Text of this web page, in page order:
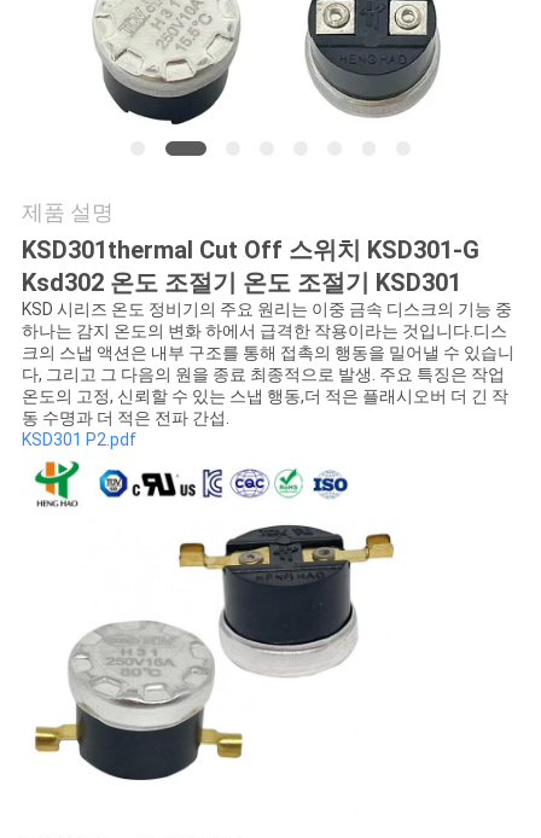
뉴
스
모
든
SITEMAP
PRIVACY
POLICY
제품 설명
KSD301thermal Cut Off 스위치 KSD301-G
Ksd302 온도 조절기 온도 조절기 KSD301
KSD 시리즈 온도 정비기의 주요 원리는 이중 금속 디스크의 기능 중
하나는 감지 온도의 변화 하에서 급격한 작용이라는 것입니다.디스
크의 스냅 액션은 내부 구조를 통해 접촉의 행동을 밀어낼 수 있습니
다, 그리고 그 다음의 원을 종료 최종적으로 발생. 주요 특징은 작업
온도의 고정, 신뢰할 수 있는 스냅 행동,더 적은 플래시오버 더 긴 작
동 수명과 더 적은 전파 간섭.
KSD301 P2.pdf